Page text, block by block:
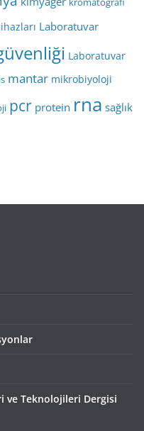
kromatografi
Laboratuvar
Laboratuvar
mantar mikrobiyoloji
pcr protein rna sağlık
ve Teknolojileri Dergisi